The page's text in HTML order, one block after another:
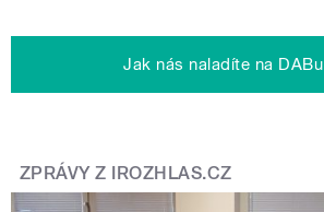
Jak nás naladíte na DABu
ZPRÁVY Z IROZHLAS.CZ